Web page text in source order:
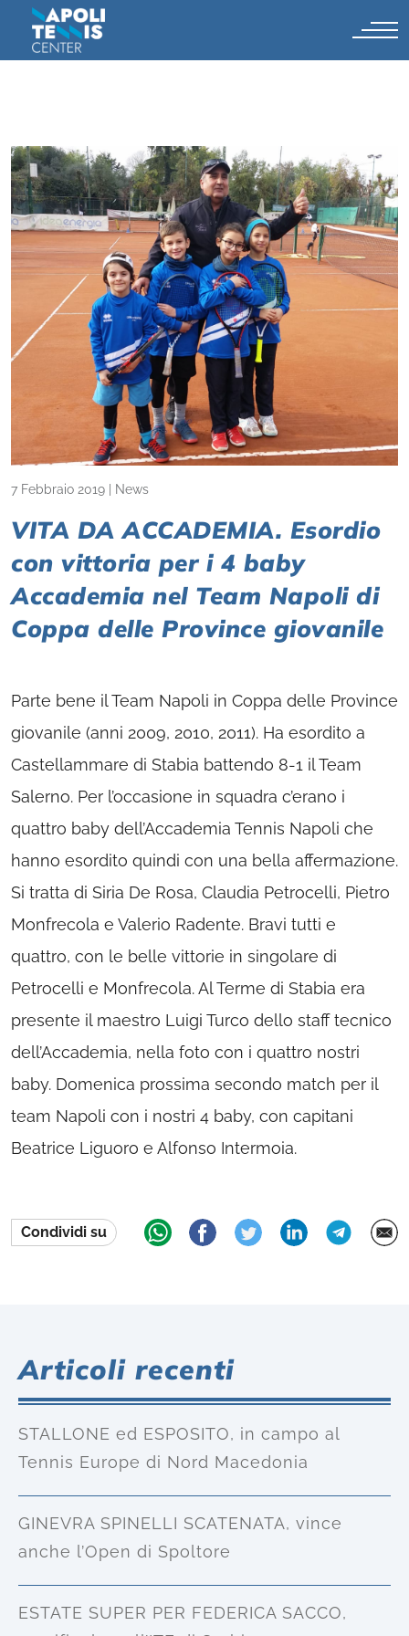
7 Febbraio 2019 News
VITA DA ACCADEMIA. Esordio
con vittoria per i 4 baby
Accademia nel Team Napoli di
Coppa delle Province giovanile
Parte bene il Team Napoli in Coppa delle Province
giovanile (anni 2009, 2010, 2011). Ha esordito a
Castellammare di Stabia battendo 8-1 il Team
Salerno. Per l’occasione in squadra c’erano i
quattro baby dell’Accademia Tennis Napoli che
hanno esordito quindi con una bella affermazione.
Si tratta di Siria De Rosa, Claudia Petrocelli, Pietro
Monfrecola e Valerio Radente. Bravi tutti e
quattro, con le belle vittorie in singolare di
Petrocelli e Monfrecola. Al Terme di Stabia era
presente il maestro Luigi Turco dello staff tecnico
dell’Accademia, nella foto con i quattro nostri
baby. Domenica prossima secondo match per il
team Napoli con i nostri 4 baby, con capitani
Beatrice Liguoro e Alfonso Intermoia.
Condividi su
Articoli recenti
STALLONE ed ESPOSITO, in campo al
Tennis Europe di Nord Macedonia
GINEVRA SPINELLI SCATENATA, vince
anche l’Open di Spoltore
ESTATE SUPER PER FEDERICA SACCO,